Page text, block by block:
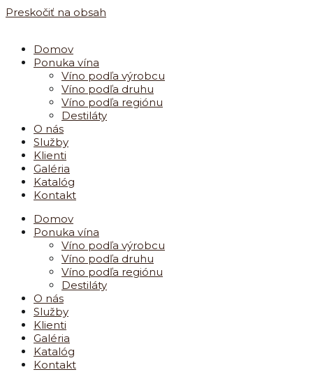
Preskočiť na obsah
Domov
Ponuka vína
Víno podľa výrobcu
Víno podľa druhu
Víno podľa regiónu
Destiláty
O nás
Služby
Klienti
Galéria
Katalóg
Kontakt
Domov
Ponuka vína
Víno podľa výrobcu
Víno podľa druhu
Víno podľa regiónu
Destiláty
O nás
Služby
Klienti
Galéria
Katalóg
Kontakt